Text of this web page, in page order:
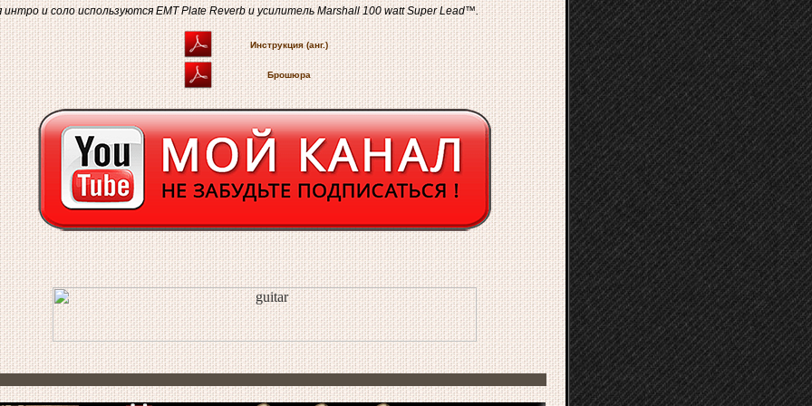
интро и соло используются EMT Plate Reverb и усилитель Marshall 100 watt Super Lead™.
Инструкция (анг.)
Брошюра